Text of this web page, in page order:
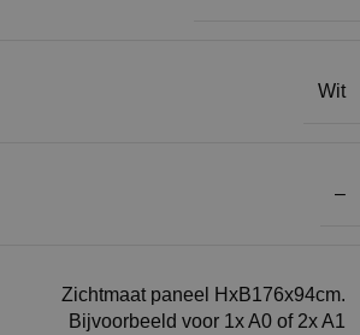
Wit
–
Zichtmaat paneel HxB176x94cm.
Bijvoorbeeld voor 1x A0 of 2x A1